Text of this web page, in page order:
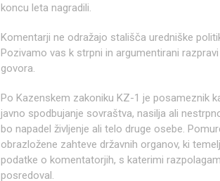
koncu leta nagradili.
Komentarji ne odražajo stališča uredniške
Pozivamo vas k strpni in argumentirani
govora.
Po Kazenskem zakoniku KZ-1 je posameznik
javno spodbujanje sovraštva, nasilja ali
bo napadel življenje ali telo druge osebe.
obrazložene zahteve državnih organov, ki
podatke o komentatorjih, s katerimi
posredoval.